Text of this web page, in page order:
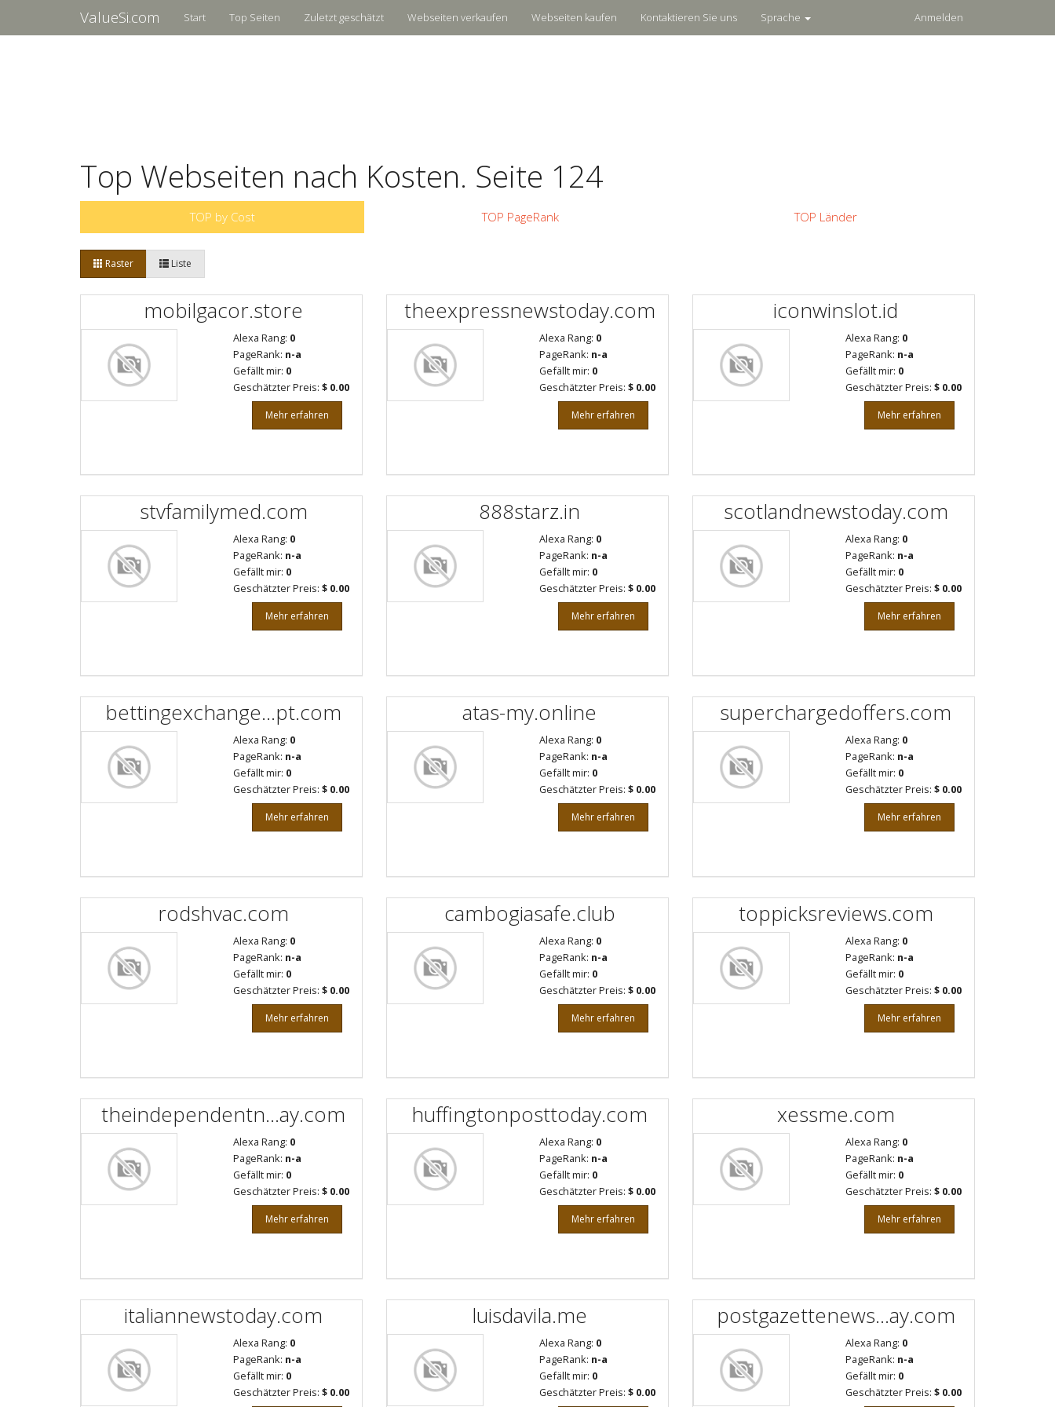
ValueSi.com Start Top Seiten Zuletzt geschätzt Webseiten verkaufen Webseiten kaufen Kontaktieren Sie uns Sprache Anmelden
Top Webseiten nach Kosten. Seite 124
TOP by Cost TOP PageRank TOP Länder
Raster Liste
mobilgacor.store
Alexa Rang: 0
PageRank: n-a
Gefällt mir: 0
Geschätzter Preis: $ 0.00
Mehr erfahren
theexpressnewstoday.com
Alexa Rang: 0
PageRank: n-a
Gefällt mir: 0
Geschätzter Preis: $ 0.00
Mehr erfahren
iconwinslot.id
Alexa Rang: 0
PageRank: n-a
Gefällt mir: 0
Geschätzter Preis: $ 0.00
Mehr erfahren
stvfamilymed.com
Alexa Rang: 0
PageRank: n-a
Gefällt mir: 0
Geschätzter Preis: $ 0.00
Mehr erfahren
888starz.in
Alexa Rang: 0
PageRank: n-a
Gefällt mir: 0
Geschätzter Preis: $ 0.00
Mehr erfahren
scotlandnewstoday.com
Alexa Rang: 0
PageRank: n-a
Gefällt mir: 0
Geschätzter Preis: $ 0.00
Mehr erfahren
bettingexchange...pt.com
Alexa Rang: 0
PageRank: n-a
Gefällt mir: 0
Geschätzter Preis: $ 0.00
Mehr erfahren
atas-my.online
Alexa Rang: 0
PageRank: n-a
Gefällt mir: 0
Geschätzter Preis: $ 0.00
Mehr erfahren
superchargedoffers.com
Alexa Rang: 0
PageRank: n-a
Gefällt mir: 0
Geschätzter Preis: $ 0.00
Mehr erfahren
rodshvac.com
Alexa Rang: 0
PageRank: n-a
Gefällt mir: 0
Geschätzter Preis: $ 0.00
Mehr erfahren
cambogiasafe.club
Alexa Rang: 0
PageRank: n-a
Gefällt mir: 0
Geschätzter Preis: $ 0.00
Mehr erfahren
toppicksreviews.com
Alexa Rang: 0
PageRank: n-a
Gefällt mir: 0
Geschätzter Preis: $ 0.00
Mehr erfahren
theindependentn...ay.com
Alexa Rang: 0
PageRank: n-a
Gefällt mir: 0
Geschätzter Preis: $ 0.00
Mehr erfahren
huffingtonposttoday.com
Alexa Rang: 0
PageRank: n-a
Gefällt mir: 0
Geschätzter Preis: $ 0.00
Mehr erfahren
xessme.com
Alexa Rang: 0
PageRank: n-a
Gefällt mir: 0
Geschätzter Preis: $ 0.00
Mehr erfahren
italiannewstoday.com
Alexa Rang: 0
PageRank: n-a
Gefällt mir: 0
Geschätzter Preis: $ 0.00
luisdavila.me
Alexa Rang: 0
PageRank: n-a
Gefällt mir: 0
Geschätzter Preis: $ 0.00
postgazettenews...ay.com
Alexa Rang: 0
PageRank: n-a
Gefällt mir: 0
Geschätzter Preis: $ 0.00